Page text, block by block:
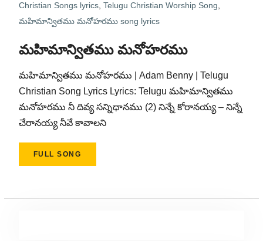
Christian Songs lyrics, Telugu Christian Worship Song
మహిమాన్వితము మనోహరము song lyrics
మహిమాన్వితము మనోహరము
మహిమాన్వితము మనోహరము | Adam Benny | Telugu
Christian Song Lyrics Lyrics: Telugu మహిమాన్వితము
మనోహరము నీ దివ్య సన్నిధానము (2) నిన్నే కోరానయ్య – నిన్నే
చేరానయ్య నీవే కావాలని
FULL SONG